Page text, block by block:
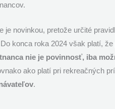
je novinkou, pretože určité
konca roka 2024 však platí, že
nie je povinnosť, iba
ako platí pri rekreačných
.